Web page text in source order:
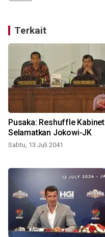
Terkait
Pusaka: Reshuffle Kabinet
Selamatkan Jokowi-JK
Sabtu, 13 Juli 2041